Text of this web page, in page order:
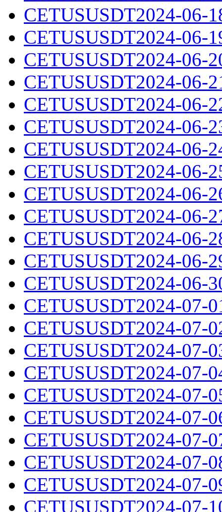
CETUSUSDT2024-06-
CETUSUSDT2024-06-
CETUSUSDT2024-06-
CETUSUSDT2024-06-
CETUSUSDT2024-06-
CETUSUSDT2024-06-
CETUSUSDT2024-06-
CETUSUSDT2024-06-
CETUSUSDT2024-06-
CETUSUSDT2024-06-
CETUSUSDT2024-06-
CETUSUSDT2024-06-
CETUSUSDT2024-06-
CETUSUSDT2024-07-
CETUSUSDT2024-07-
CETUSUSDT2024-07-
CETUSUSDT2024-07-
CETUSUSDT2024-07-
CETUSUSDT2024-07-
CETUSUSDT2024-07-
CETUSUSDT2024-07-
CETUSUSDT2024-07-
CETUSUSDT2024-07-